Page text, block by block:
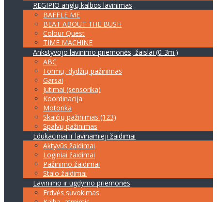
REGIPIO anglų kalbos lavinimas
BAFFLE ME
BEAT ABOUT THE BUSH
Colour Quest
TIME MACHINE
Ankstyvojo lavinimo priemonės, žaislai (0-3m.)
ABC
Formų, dydžių pažinimas
Garsai
Jutimai (sensorika)
Koordinacija
Motorika
Skaičių pažinimas (123)
Spalvų pažinimas
Edukaciniai ir lavinamieji žaidimai
Aktyvūs žaidimai
Loginiai žaidimai
Pažinimo žaidimai
Stalo žaidimai
Lavinimo ir ugdymo priemonės
Erdvės suvokimas